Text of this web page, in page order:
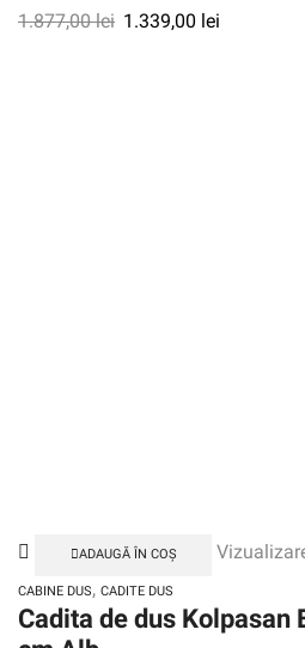
1.877,00lei 1.339,00 lei
ADAUGĂ ÎN COȘ
CABINE DUS, CADITE DUS
Cadita de dus Kolpasan